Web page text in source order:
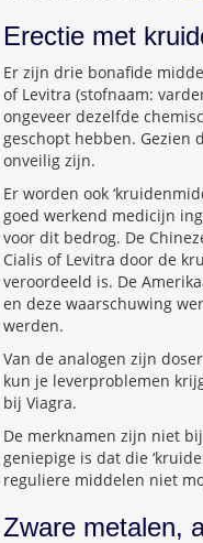
Erectie met
Er zijn drie bonafide
of Levitra (stofnaam:
ongeveer dezelfde
geschopt hebben. Gezien
onveilig zijn.
Er worden ook
goed werkend medicijn
voor dit bedrog. De
Cialis of Levitra door de
veroordeeld is. De
en deze waarschuwing
werden.
Van de analogen zijn
kun je leverproblemen
bij Viagra.
De merknamen zijn niet
geniepige is dat die
reguliere middelen niet
Zware metalen,